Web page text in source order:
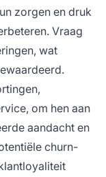
zorgen en druk
Vraag
wat
om hen aan
aandacht en
churn-